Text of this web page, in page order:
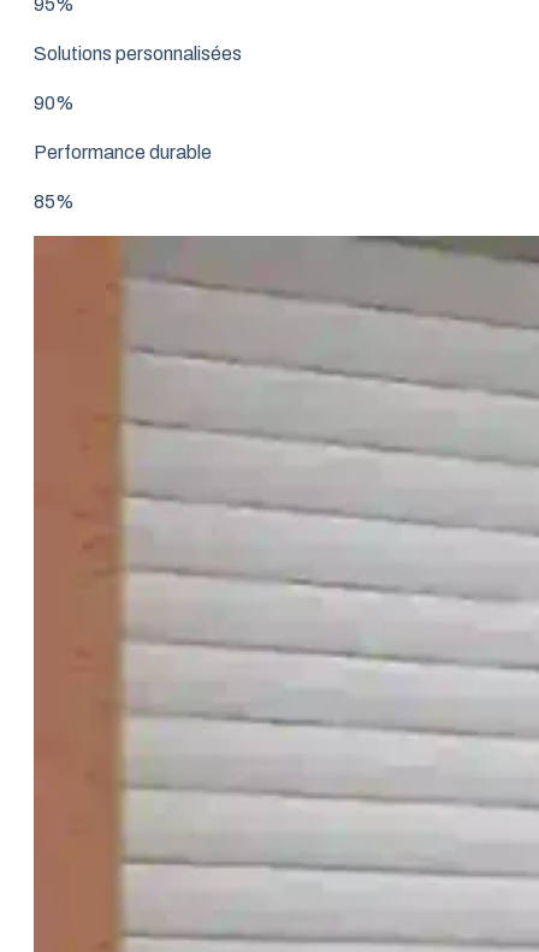
95%
Solutions personnalisées
90%
Performance durable
85%